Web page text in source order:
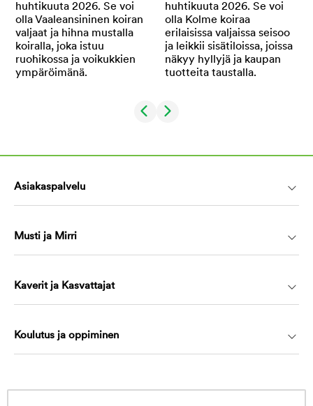
Asiakaspalvelu
Musti ja Mirri
Kaverit ja Kasvattajat
Koulutus ja oppiminen